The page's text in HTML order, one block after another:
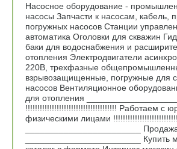
Насосное оборудование -
насосы Запчасти к насосам, кабель,
погружных насосов Станции
автоматика Оголовки для скважин
баки для водоснабжения и
отопления Электродвигатели
220В, трехфазные
взрывозащищенные, погружные для
насосов Вентиляционное
для отопления
!!!!!!!!!!!!!!!!!!!!!!!!!!!!!!!!!!!!!! Работаем с
физическими лицами
________________________
________________________ Купить